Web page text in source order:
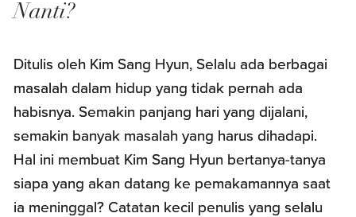
Nanti?
Ditulis oleh Kim Sang Hyun, Selalu ada berbagai
masalah dalam hidup yang tidak pernah ada
habisnya. Semakin panjang hari yang dijalani,
semakin banyak masalah yang harus dihadapi.
Hal ini membuat Kim Sang Hyun bertanya-tanya
siapa yang akan datang ke pemakamannya saat
ia meninggal? Catatan kecil penulis yang selalu